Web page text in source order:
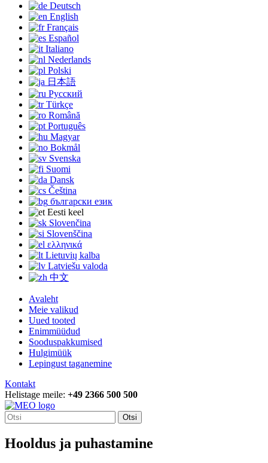
Deutsch
English
Français
Español
Italiano
Nederlands
Polski
日本語
Русский
Türkçe
Română
Português
Magyar
Bokmål
Svenska
Suomi
Dansk
Čeština
български език
Eesti keel
Slovenčina
Slovenščina
ελληνικά
Lietuvių kalba
Latviešu valoda
中文
Avaleht
Meie valikud
Uued tooted
Enimmüüdud
Sooduspakkumised
Hulgimüük
Lepingust taganemine
Kontakt
Helistage meile: +49 2366 500 500
Otsi
Hooldus ja puhastamine